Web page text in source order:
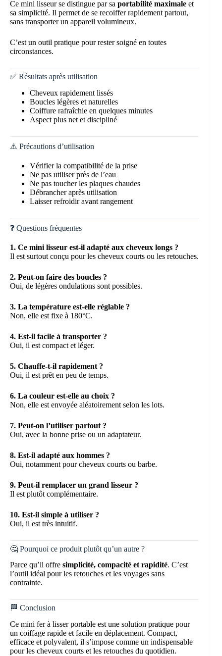
Ce mini lisseur se distingue par sa portabilité maximale et
sa simplicité. Il permet de se recoiffer rapidement partout,
sans transporter un appareil volumineux.
C’est un outil pratique pour rester soigné en toutes
circonstances.
✅ Résultats après utilisation
Cheveux rapidement lissés
Boucles légères et naturelles
Coiffure rafraîchie en quelques minutes
Aspect plus net et discipliné
⚠️ Précautions d’utilisation
Vérifier la compatibilité de la prise
Ne pas utiliser près de l’eau
Ne pas toucher les plaques chaudes
Débrancher après utilisation
Laisser refroidir avant rangement
❓ Questions fréquentes
1. Ce mini lisseur est-il adapté aux cheveux longs ?
Il est surtout conçu pour les cheveux courts ou les retouches.
2. Peut-on faire des boucles ?
Oui, de légères ondulations sont possibles.
3. La température est-elle réglable ?
Non, elle est fixe à 180°C.
4. Est-il facile à transporter ?
Oui, il est compact et léger.
5. Chauffe-t-il rapidement ?
Oui, il est prêt en peu de temps.
6. La couleur est-elle au choix ?
Non, elle est envoyée aléatoirement selon les lots.
7. Peut-on l’utiliser partout ?
Oui, avec la bonne prise ou un adaptateur.
8. Est-il adapté aux hommes ?
Oui, notamment pour cheveux courts ou barbe.
9. Peut-il remplacer un grand lisseur ?
Il est plutôt complémentaire.
10. Est-il simple à utiliser ?
Oui, il est très intuitif.
🤔 Pourquoi ce produit plutôt qu’un autre ?
Parce qu’il offre simplicité, compacité et rapidité. C’est
l’outil idéal pour les retouches et les voyages sans
contrainte.
🏁 Conclusion
Ce mini fer à lisser portable est une solution pratique pour
un coiffage rapide et facile en déplacement. Compact,
efficace et polyvalent, il s’impose comme un indispensable
pour les cheveux courts et les retouches du quotidien.